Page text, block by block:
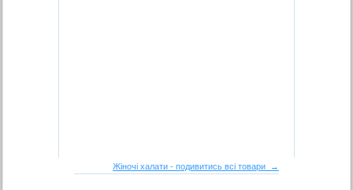
Жіночі халати - подивитись всі товари →